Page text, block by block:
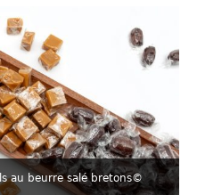
au beurre salé bretons©